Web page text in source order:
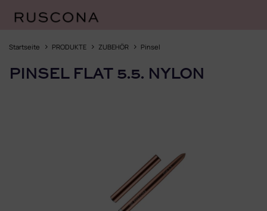
InhaltStartseite PRODUKTE ZUBEHÖR Pinsel
PINSEL FLAT 5.5. NYLON